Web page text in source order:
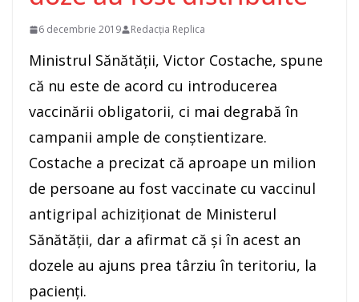
6 decembrie 2019 Redacția Replica
Ministrul Sănătăţii, Victor Costache, spune
că nu este de acord cu introducerea
vaccinării obligatorii, ci mai degrabă în
campanii ample de conştientizare.
Costache a precizat că aproape un milion
de persoane au fost vaccinate cu vaccinul
antigripal achiziţionat de Ministerul
Sănătăţii, dar a afirmat că şi în acest an
dozele au ajuns prea târziu în teritoriu, la
pacienţi.